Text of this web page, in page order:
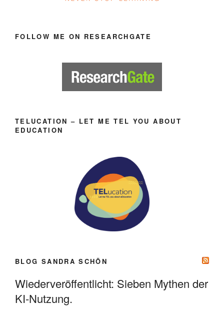
FOLLOW ME ON RESEARCHGATE
TELUCATION – LET ME TEL YOU ABOUT
EDUCATION
BLOG SANDRA SCHÖN
Wiederveröffentlicht: Sieben Mythen der
KI-Nutzung.